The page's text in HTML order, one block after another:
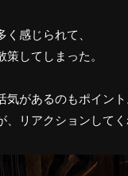
感じられて、
してしまった。
があるのもポイント
リアクションしてく